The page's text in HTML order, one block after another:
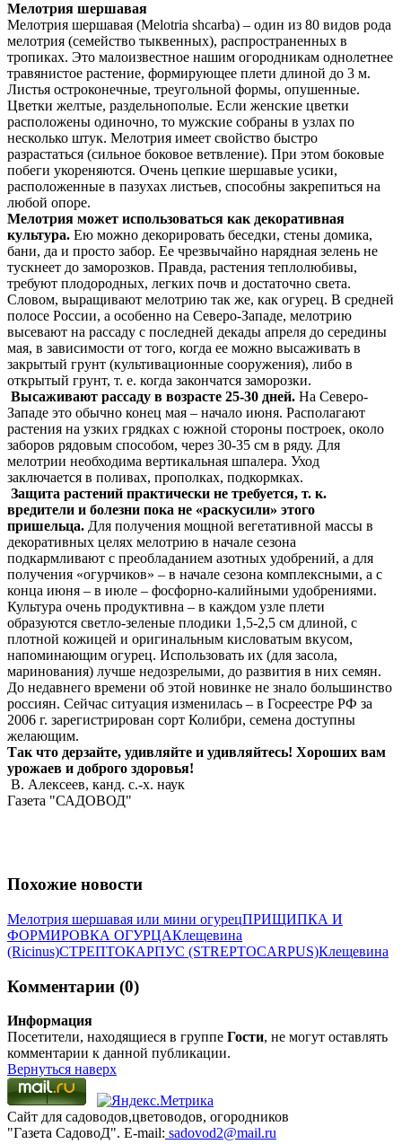
Мелотрия шершавая
Мелотрия шершавая (Melotria shcarba) – один из 80 видов рода
мелотрия (семейство тыквенных), распространенных в
тропиках. Это малоизвестное нашим огородникам однолетнее
травянистое растение, формирующее плети длиной до 3 м.
Листья остроконечные, треугольной формы, опушенные.
Цветки желтые, раздельнополые. Если женские цветки
расположены одиночно, то мужские собраны в узлах по
несколько штук. Мелотрия имеет свойство быстро
разрастаться (сильное боковое ветвление). При этом боковые
побеги укореняются. Очень цепкие шершавые усики,
расположенные в пазухах листьев, способны закрепиться на
любой опоре.
Мелотрия может использоваться как декоративная
культура. Ею можно декорировать беседки, стены домика,
бани, да и просто забор. Ее чрезвычайно нарядная зелень не
тускнеет до заморозков. Правда, растения теплолюбивы,
требуют плодородных, легких почв и достаточно света.
Словом, выращивают мелотрию так же, как огурец. В средней
полосе России, а особенно на Северо-Западе, мелотрию
высевают на рассаду с последней декады апреля до середины
мая, в зависимости от того, когда ее можно высаживать в
закрытый грунт (культивационные сооружения), либо в
открытый грунт, т. е. когда закончатся заморозки.
Высаживают рассаду в возрасте 25-30 дней. На Северо-
Западе это обычно конец мая – начало июня. Располагают
растения на узких грядках с южной стороны построек, около
заборов рядовым способом, через 30-35 см в ряду. Для
мелотрии необходима вертикальная шпалера. Уход
заключается в поливах, прополках, подкормках.
Защита растений практически не требуется, т. к.
вредители и болезни пока не «раскусили» этого
пришельца. Для получения мощной вегетативной массы в
декоративных целях мелотрию в начале сезона
подкармливают с преобладанием азотных удобрений, а для
получения «огурчиков» – в начале сезона комплексными, а с
конца июня – в июле – фосфорно-калийными удобрениями.
Культура очень продуктивна – в каждом узле плети
образуются светло-зеленые плодики 1,5-2,5 см длиной, с
плотной кожицей и оригинальным кисловатым вкусом,
напоминающим огурец. Использовать их (для засола,
маринования) лучше недозрелыми, до развития в них семян.
До недавнего времени об этой новинке не знало большинство
россиян. Сейчас ситуация изменилась – в Госреестре РФ за
2006 г. зарегистрирован сорт Колибри, семена доступны
желающим.
Так что дерзайте, удивляйте и удивляйтесь! Хороших вам
урожаев и доброго здоровья!
В. Алексеев, канд. с.-х. наук
Газета "САДОВОД"
Похожие новости
Мелотрия шершавая или мини огурецПРИЩИПКА И
ФОРМИРОВКА ОГУРЦАКлещевина
(Ricinus)СТРЕПТОКАРПУС (STREPTOCARPUS)Клещевина
Комментарии (0)
Информация
Посетители, находящиеся в группе Гости, не могут оставлять
комментарии к данной публикации.
Вернуться наверх
Сайт для садоводов,цветоводов, огородников
"Газета СадовоД". E-mail: sadovod2@mail.ru